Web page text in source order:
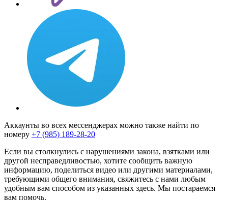
Аккаунты во всех мессенджерах можно также найти по
номеру +7 (985) 189-28-20
Если вы столкнулись с нарушениями закона, взятками или
другой несправедливостью, хотите сообщить важную
информацию, поделиться видео или другими материалами,
требующими общего внимания, свяжитесь с нами любым
удобным вам способом из указанных здесь. Мы постараемся
вам помочь.